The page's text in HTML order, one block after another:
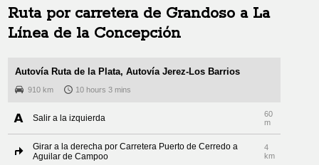
Ruta por carretera de Grandoso a La
Línea de la Concepción
Autovía Ruta de la Plata, Autovía Jerez-Los Barrios
910 km 10 hours 3 mins
Salir a la izquierda
60
m
Girar a la derecha por Carretera Puerto de Cerredo a
Aguilar de Campoo
4
km